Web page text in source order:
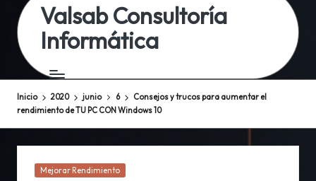
Valsab Consultoría
Informática
Inicio 2020 junio 6
Consejos y trucos para aumentar el
rendimiento de TU PC CON Windows 10
Publicada
Mejorar Rendimiento